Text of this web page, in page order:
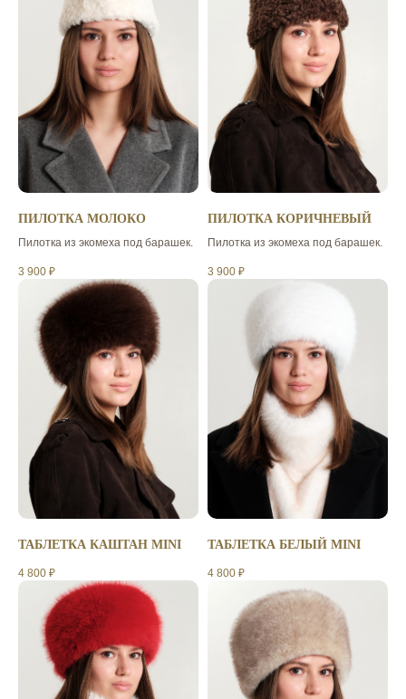
ПИЛОТКА МОЛОКО
Пилотка из экомеха под барашек.
3 900 ₽
ПИЛОТКА КОРИЧНЕВЫЙ
Пилотка из экомеха под барашек.
3 900 ₽
ТАБЛЕТКА КАШТАН MINI
4 800 ₽
ТАБЛЕТКА БЕЛЫЙ MINI
4 800 ₽